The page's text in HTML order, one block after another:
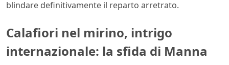
blindare definitivamente il reparto arretrato.
Calafiori nel mirino, intrigo
internazionale: la sfida di Manna